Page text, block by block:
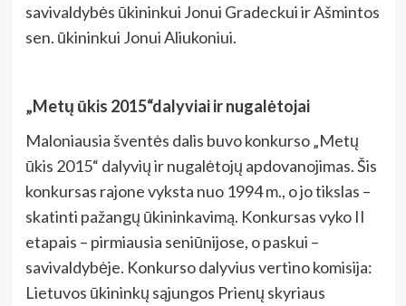
savivaldybės ūkininkui Jonui Gradeckui ir Ašmintos
sen. ūkininkui Jonui Aliukoniui.
„Metų ūkis 2015“dalyviai ir nugalėtojai
Maloniausia šventės dalis buvo konkurso „Metų
ūkis 2015“ dalyvių ir nugalėtojų apdovanojimas. Šis
konkursas rajone vyksta nuo 1994 m., o jo tikslas –
skatinti pažangų ūkininkavimą. Konkursas vyko II
etapais – pirmiausia seniūnijose, o paskui –
savivaldybėje. Konkurso dalyvius vertino komisija:
Lietuvos ūkininkų sąjungos Prienų skyriaus